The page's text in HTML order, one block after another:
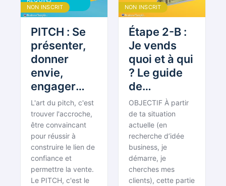
BOUDDHISTES
NON INSCRIT
PITCH : Se
présenter,
donner
envie,
engager
[Réunion
des Requins
#36]
L'art du pitch, c'est
trouver l'accroche,
être convaincant
pour réussir à
construire le lien de
confiance et
permettre la vente.
Le PITCH, c'est le
NON INSCRIT
Étape 2-B :
Je vends
quoi et à qui
? Le guide
de
l’entrepreneur
bouddhiste
OBJECTIF À partir
de ta situation
actuelle (en
recherche d’idée
business, je
démarre, je
cherches mes
clients), cette partie